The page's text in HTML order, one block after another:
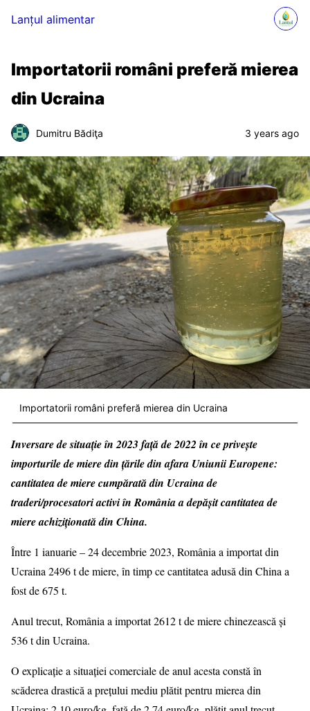
Lanțul alimentar
Importatorii români preferă mierea
din Ucraina
Dumitru Bădiţa 3 years ago
Importatorii români preferă mierea din Ucraina
Inversare de situație în 2023 față de 2022 în ce privește
importurile de miere din țările din afara Uniunii Europene:
cantitatea de miere cumpărată din Ucraina de
traderi/procesatori activi în România a depășit cantitatea de
miere achiziționată din China.
Între 1 ianuarie – 24 decembrie 2023, România a importat din
Ucraina 2496 t de miere, în timp ce cantitatea adusă din China a
fost de 675 t.
Anul trecut, România a importat 2612 t de miere chinezească și
536 t din Ucraina.
O explicație a situației comerciale de anul acesta constă în
scăderea drastică a prețului mediu plătit pentru mierea din